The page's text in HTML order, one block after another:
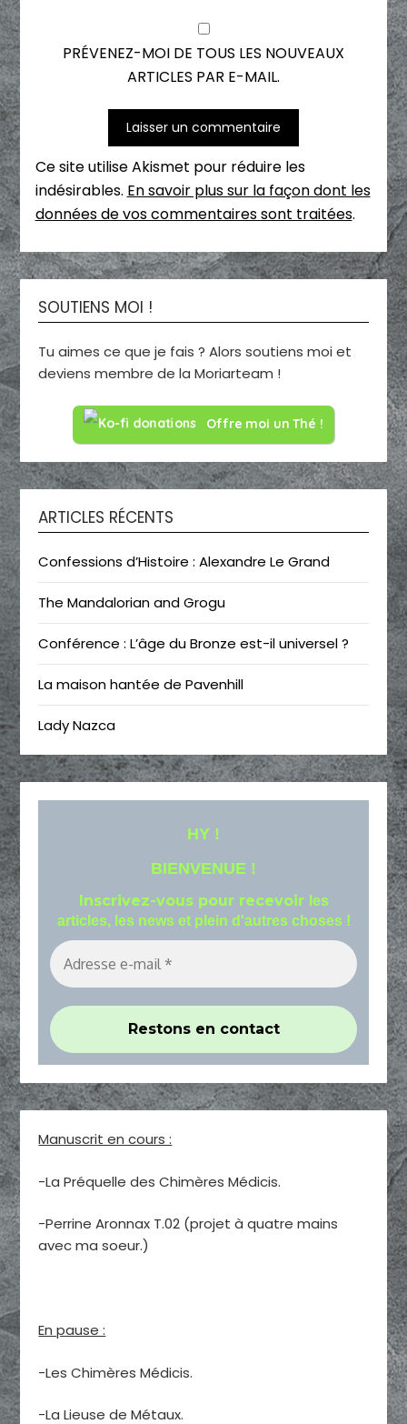
PRÉVENEZ-MOI DE TOUS LES NOUVEAUX
ARTICLES PAR E-MAIL.
Ce site utilise Akismet pour réduire les
indésirables. En savoir plus sur la façon dont les
données de vos commentaires sont traitées.
SOUTIENS MOI !
Tu aimes ce que je fais ? Alors soutiens moi et
deviens membre de la Moriarteam !
Offre moi un Thé !
ARTICLES RÉCENTS
Confessions d’Histoire : Alexandre Le Grand
The Mandalorian and Grogu
Conférence : L’âge du Bronze est-il universel ?
La maison hantée de Pavenhill
Lady Nazca
HY !
BIENVENUE !
Inscrivez-vous pour recevoir les
articles, les news et plein d'autres choses !
Manuscrit en cours :
-La Préquelle des Chimères Médicis.
-Perrine Aronnax T.02 (projet à quatre mains
avec ma soeur.)
En pause :
-Les Chimères Médicis.
-La Lieuse de Métaux.